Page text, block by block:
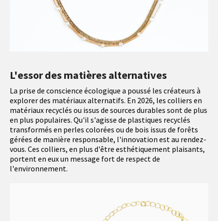
L'essor des matières alternatives
La prise de conscience écologique a poussé les créateurs à
explorer des matériaux alternatifs. En 2026, les colliers en
matériaux recyclés ou issus de sources durables sont de plus
en plus populaires. Qu'il s'agisse de plastiques recyclés
transformés en perles colorées ou de bois issus de forêts
gérées de manière responsable, l'innovation est au rendez-
vous. Ces colliers, en plus d'être esthétiquement plaisants,
portent en eux un message fort de respect de
l'environnement.